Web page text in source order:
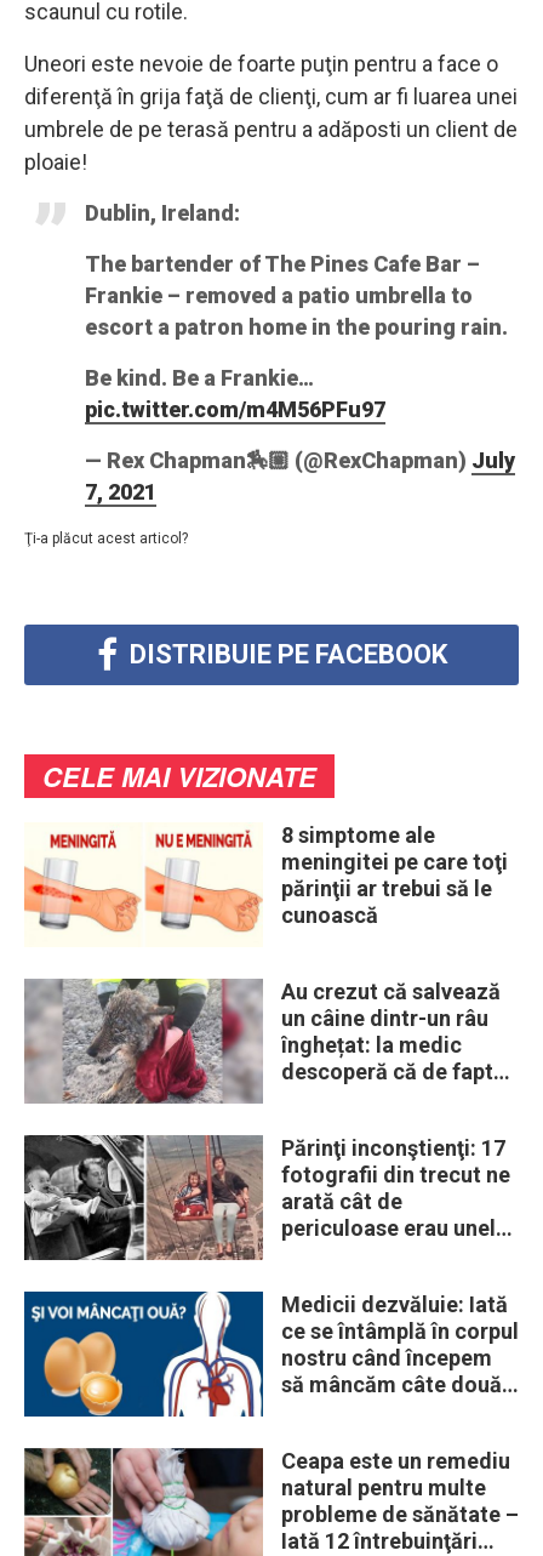
scaunul cu rotile.
Uneori este nevoie de foarte puţin pentru a face o
diferenţă în grija faţă de clienţi, cum ar fi luarea unei
umbrele de pe terasă pentru a adăposti un client de
ploaie!
Dublin, Ireland:
The bartender of The Pines Cafe Bar –
Frankie – removed a patio umbrella to
escort a patron home in the pouring rain.
Be kind. Be a Frankie…
pic.twitter.com/m4M56PFu97
— Rex Chapman🏇🏼 (@RexChapman) July
7, 2021
Ţi-a plăcut acest articol?
DISTRIBUIE PE FACEBOOK
CELE MAI VIZIONATE
8 simptome ale
meningitei pe care toţi
părinţii ar trebui să le
cunoască
Au crezut că salvează
un câine dintr-un râu
înghețat: la medic
descoperă că de fapt
Părinţi inconştienţi: 17
fotografii din trecut ne
arată cât de
periculoase erau unele
Medicii dezvăluie: Iată
ce se întâmplă în corpul
nostru când începem
să mâncăm câte două
Ceapa este un remediu
natural pentru multe
probleme de sănătate –
Iată 12 întrebuinţări